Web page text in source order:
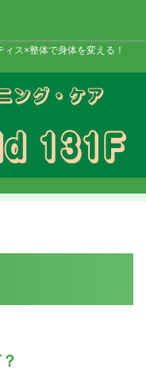
ス×整体で身体を変える！